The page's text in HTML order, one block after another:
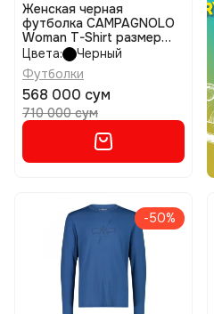
Женская черная
футболка CAMPAGNOLO
Woman T-Shirt размер
d36
Цвета:
Черный
Футболки
568 000 сум
710 000 сум
-50%